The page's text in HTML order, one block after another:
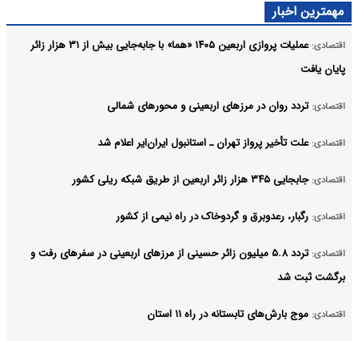
مهمترین اخبار
اقتصادی:
عملیات پروازی اربعین ۱۴۰۵ «هما» با جابه‌جایی بیش از ۳۱ هزار زائر
پایان یافت
اقتصادی: تردد روان در مرزهای اربعینی و محورهای شمالی
اقتصادی: علت تأخیر پرواز تهران ـ استانبول ایران‌ایر اعلام شد
اقتصادی: جابجایی ۳۴۵ هزار زائر اربعین از طریق شبکه ریلی کشور
اقتصادی: رگبار، رعدوبرق و گردوخاک در راه نیمی از کشور
اقتصادی:
تردد ۵.۸ میلیون زائر حسینی از مرزهای اربعینی در سفرهای رفت و
برگشت ثبت شد
اقتصادی: موج بارش‌های تابستانه در راه ۱۱ استان